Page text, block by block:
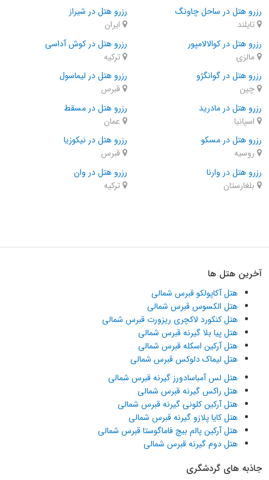
رزرو هتل در ساحل چاونگ
تایلند
رزرو هتل در شیراز
ایران
رزرو هتل در کوالالامپور
مالزی
رزرو هتل در کوش آداسی
ترکیه
رزرو هتل در گوانگژو
چین
رزرو هتل در لیماسول
قبرس
رزرو هتل در مادرید
اسپانیا
رزرو هتل در مسقط
عمان
رزرو هتل در مسکو
روسیه
رزرو هتل در نیکوزیا
قبرس
رزرو هتل در وارنا
بلغارستان
رزرو هتل در وان
ترکیه
آخرین هتل ها
هتل آکاپولکو قبرس شمالی
هتل الکسوس قبرس شمالی
هتل کنکورد لاکچری ریزورت قبرس شمالی
هتل پیا بلا گیرنه قبرس شمالی
هتل آرکین اسکله قبرس شمالی
هتل لیماک دلوکس قبرس شمالی
هتل لس آمباسادورز گیرنه قبرس شمالی
هتل راکس گیرنه قبرس شمالی
هتل آرکین کلونی گیرنه قبرس شمالی
هتل کایا پلازو گیرنه قبرس شمالی
هتل آرکین پالم بیچ فاماگوستا قبرس شمالی
هتل دوم گیرنه قبرس شمالی
جاذبه های گردشگری